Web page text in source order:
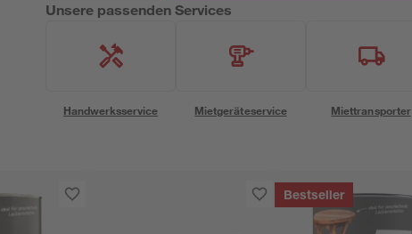
Unsere passenden Services
Handwerksservice Mietgeräteservice Miettransporter
Bestseller